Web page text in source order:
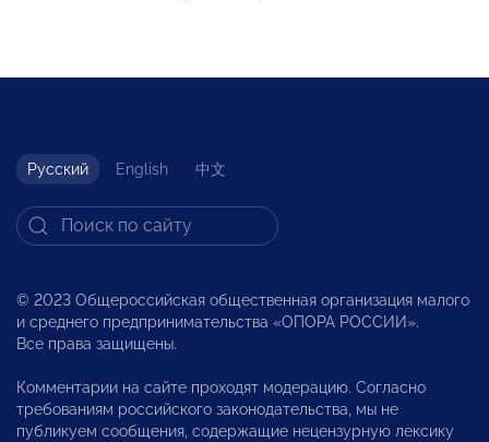
Русский English 中文
© 2023 Общероссийская общественная организация малого
и среднего предпринимательства «ОПОРА РОССИИ».
Все права защищены.
Комментарии на сайте проходят модерацию. Согласно
требованиям российского законодательства, мы не
публикуем сообщения, содержащие нецензурную лексику